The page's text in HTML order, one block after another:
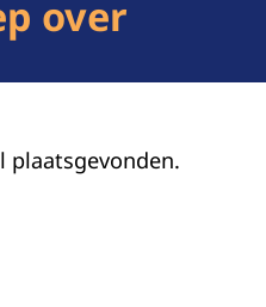
over
plaatsgevonden.